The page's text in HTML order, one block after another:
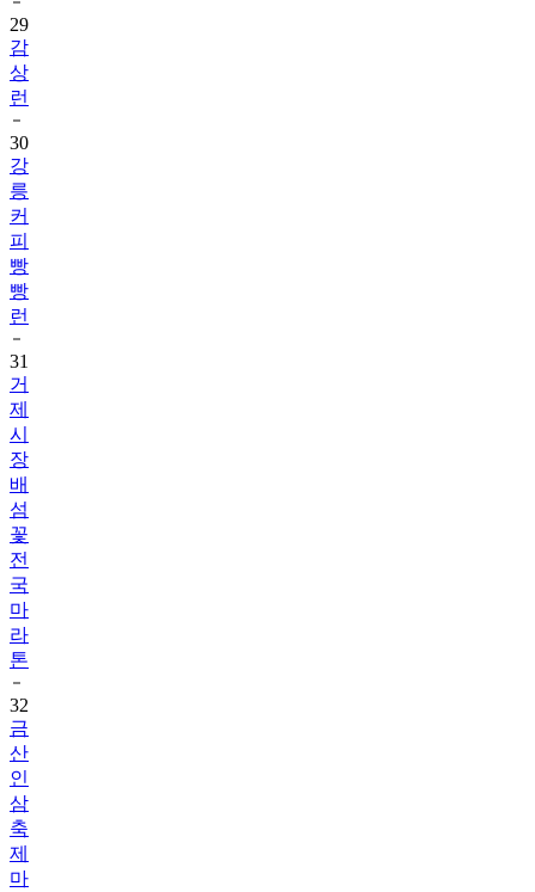
29
감
상
런
30
강
릉
커
피
빵
빵
런
31
거
제
시
장
배
섬
꽃
전
국
마
라
톤
32
금
산
인
삼
축
제
마